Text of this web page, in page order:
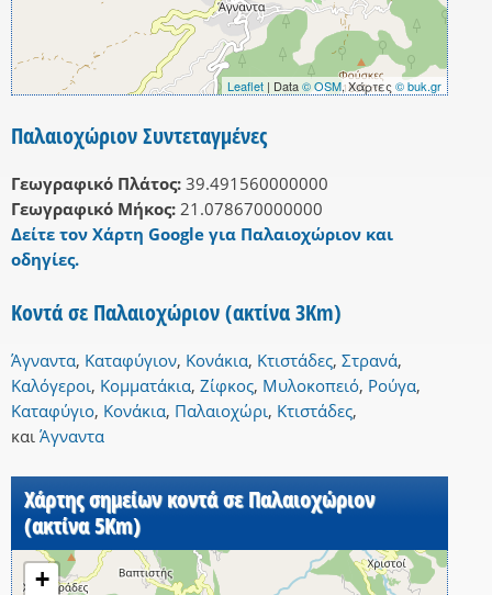
Leaflet | Data© OSM, Χάρτες © buk.gr
Παλαιοχώριον Συντεταγμένες
Γεωγραφικό Πλάτος: 39.491560000000
Γεωγραφικό Μήκος: 21.078670000000
Δείτε τον Χάρτη Google για Παλαιοχώριον και
οδηγίες.
Κοντά σε Παλαιοχώριον (ακτίνα 3Km)
Άγναντα, Καταφύγιον, Κονάκια, Κτιστάδες, Στρανά,
Καλόγεροι, Κομματάκια, Ζίφκος, Μυλοκοπειό, Ρούγα,
Καταφύγιο, Κονάκια, Παλαιοχώρι, Κτιστάδες,
και Άγναντα
Χάρτης σημείων κοντά σε Παλαιοχώριον
(ακτίνα 5Km)
+